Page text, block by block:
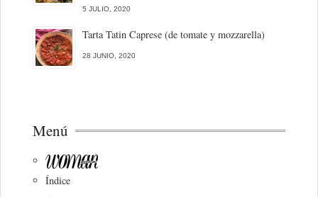
5 JULIO, 2020
Tarta Tatin Caprese (de tomate y mozzarella)
28 JUNIO, 2020
Menú
Índice